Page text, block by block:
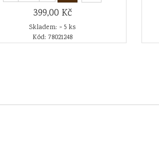
399,00 Kč
Skladem: > 5 ks
Kód: 78021248